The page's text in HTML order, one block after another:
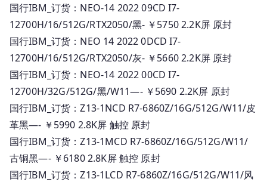
国行IBM_订货：NEO-14 2022 09CD I7-
12700H/16/512G/RTX2050/黑- ￥5750 2.2K屏 原封
国行IBM_订货：NEO 14 2022 0DCD I7-
12700H/16/512G/RTX2050/灰- ￥5660 2.2K屏 原封
国行IBM_订货：NEO-14 2022 00CD I7-
12700H/32G/512G/黑/W11—- ￥5690 2.2K屏 原封
国行IBM_订货：Z13-1NCD R7-6860Z/16G/512G/W11/皮
革黑—- ￥5990 2.8K屏 触控 原封
国行IBM_订货：Z13-1MCD R7-6860Z/16G/512G/W11/
古铜黑—- ￥6180 2.8K屏 触控 原封
国行IBM_订货：Z13-1LCD R7-6860Z/16G/512G/W11/风